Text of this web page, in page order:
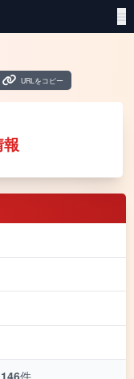
URLをコピー
146件